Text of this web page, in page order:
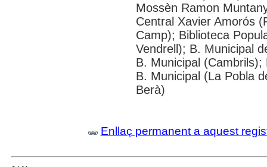
Mossèn Ramon
Central Xavier Amorós
Camp); Biblioteca
Vendrell); B. Municipal
B. Municipal
B. Municipal (La Pobla
Berà)
Enllaç permanent a aquest